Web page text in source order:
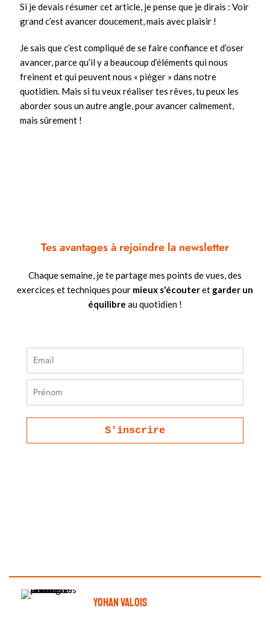
Si je devais résumer cet article, je pense que je dirais : Voir
grand c’est avancer doucement, mais avec plaisir !
Je sais que c’est compliqué de se faire confiance et d’oser
avancer, parce qu’il y a beaucoup d’éléments qui nous
freinent et qui peuvent nous « piéger » dans notre
quotidien. Mais si tu veux réaliser tes rêves, tu peux les
aborder sous un autre angle, pour avancer calmement,
mais sûrement !
Tes avantages à rejoindre la newsletter
Chaque semaine, je te partage mes points de vues, des
exercices et techniques pour mieux s'écouteret garder un
équilibre au quotidien !
S'inscrire
Yohan Valois